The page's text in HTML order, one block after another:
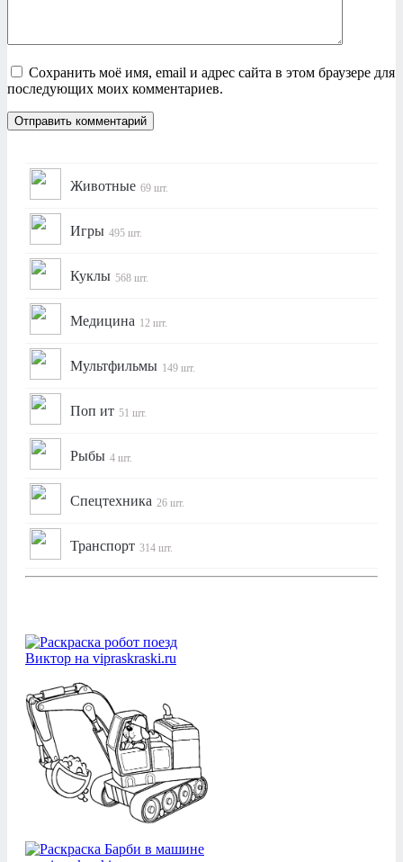
Сохранить моё имя, email и адрес сайта в этом браузере для
последующих моих комментариев.
Животные 69 шт.
Игры 495 шт.
Куклы 568 шт.
Медицина 12 шт.
Мультфильмы 149 шт.
Поп ит 51 шт.
Рыбы 4 шт.
Спецтехника 26 шт.
Транспорт 314 шт.